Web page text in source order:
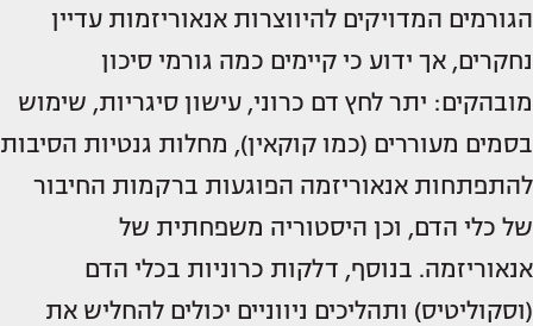
הגורמים המדויקים להיווצרות אנאוריזמות עדיין
נחקרים, אך ידוע כי קיימים כמה גורמי סיכון
מובהקים: יתר לחץ דם כרוני, עישון סיגריות, שימוש
בסמים מעוררים (כמו קוקאין), מחלות גנטיות הסיבות
להתפתחות אנאוריזמה הפוגעות ברקמות החיבור
של כלי הדם, וכן היסטוריה משפחתית של
אנאוריזמה. בנוסף, דלקות כרוניות בכלי הדם
(וסקוליטיס) ותהליכים ניווניים יכולים להחליש את